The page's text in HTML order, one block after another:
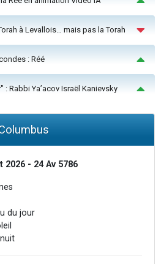
à Levallois… mais pas la Torah
: Réé
: Rabbi Ya’acov Israël Kanievsky
2026 - 24 Av 5786
du jour